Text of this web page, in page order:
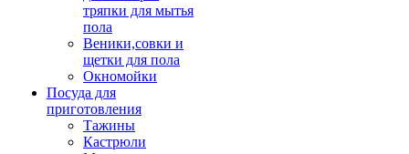
тряпки для мытья
пола
Веники,совки и
щетки для пола
Окномойки
Посуда для
приготовления
Тажины
Кастрюли